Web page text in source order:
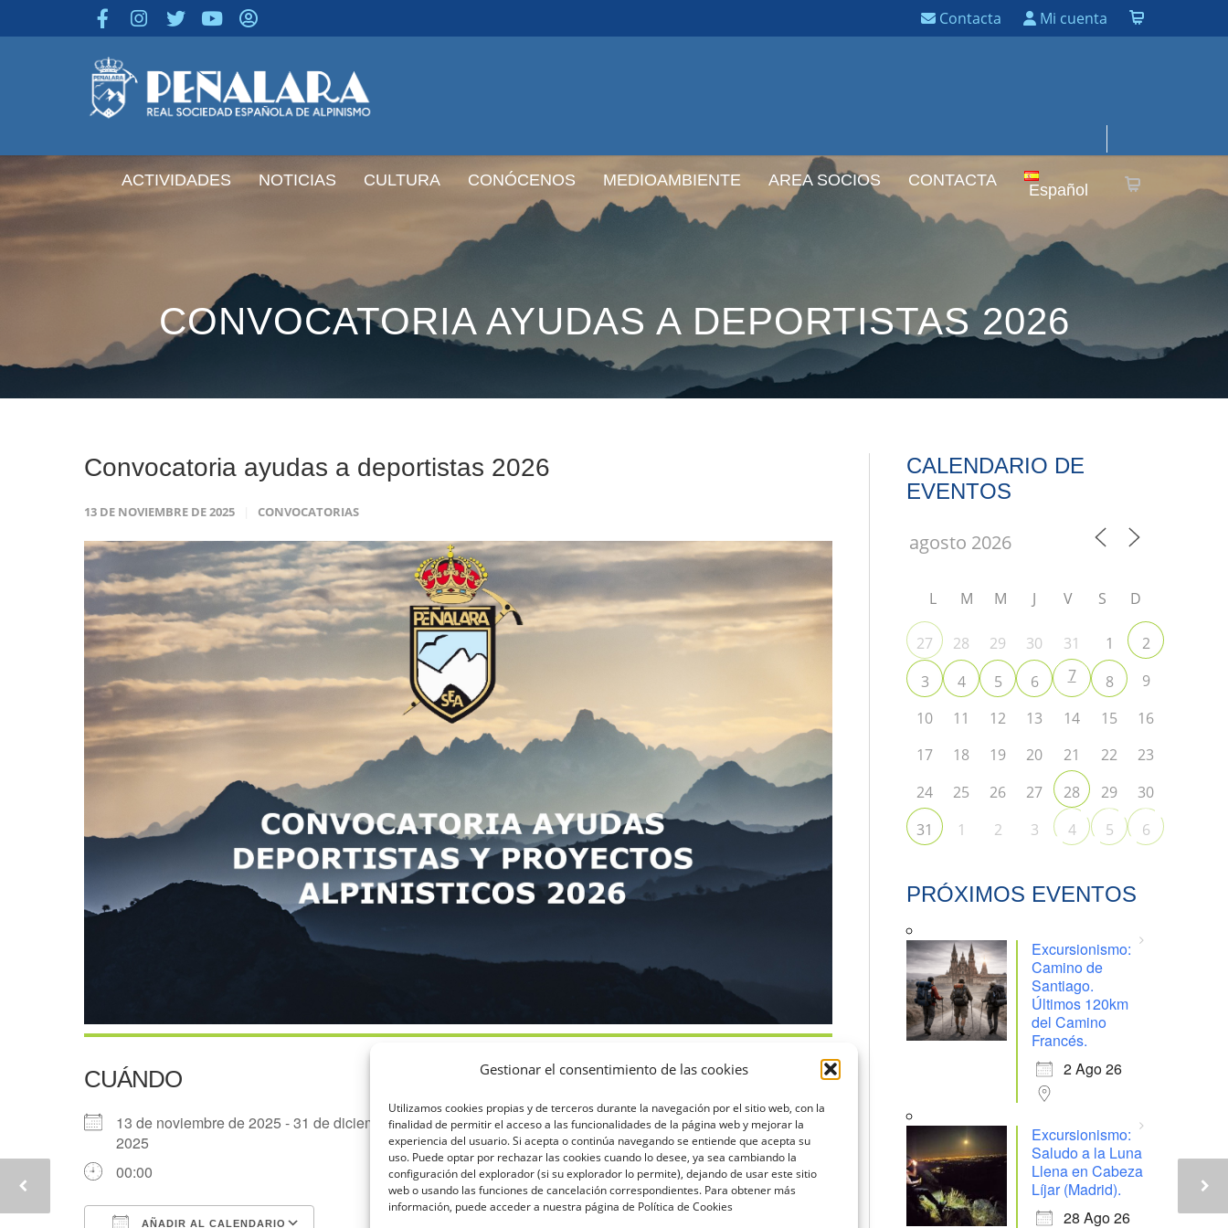
Gestionar el consentimiento de las cookies
Utilizamos cookies propias y de terceros durante la navegación por el sitio web, con la
finalidad de permitir el acceso a las funcionalidades de la página web y mejorar la
experiencia del usuario. Si acepta o continúa navegando se entiende que acepta su
uso. Puede optar por rechazar las cookies cuando lo desee, ya sea cambiando la
configuración del explorador (si su explorador lo permite), dejando de usar este sitio
web o usando las funciones de cancelación correspondientes. Para obtener más
información, puede acceder a nuestra página de Política de Cookies
Contacta Mi cuenta
ACTIVIDADES NOTICIAS CULTURA CONÓCENOS MEDIOAMBIENTE AREA SOCIOS CONTACTA
Español
CONVOCATORIA AYUDAS A DEPORTISTAS 2026
Convocatoria ayudas a deportistas 2026
13 DE NOVIEMBRE DE 2025 CONVOCATORIAS
CUÁNDO
13 de noviembre de 2025 - 31 de diciembre de
2025
00:00
AÑADIR AL CALENDARIO
TIPO DE EVENTO
CONVOCATORIAS
CALENDARIO DE
EVENTOS
L M M J V S D
27 28 29 30 31 1
2
3
4 5 6 7 8
9
10
11 12 13 14 15
16
17
18 19 20 21 22
23
24
25 26 27 28 29
30
31
1 2 3 4 5 6
PRÓXIMOS EVENTOS
Excursionismo:
Camino de
Santiago.
Últimos 120km
del Camino
Francés.
2 Ago 26
Excursionismo:
Saludo a la Luna
Llena en Cabeza
Líjar (Madrid).
28 Ago 26